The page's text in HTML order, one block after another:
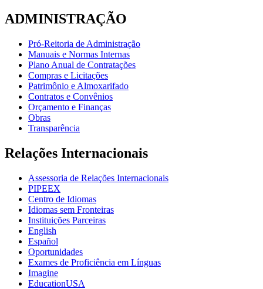
ADMINISTRAÇÃO
Pró-Reitoria de Administração
Manuais e Normas Internas
Plano Anual de Contratações
Compras e Licitações
Patrimônio e Almoxarifado
Contratos e Convênios
Orçamento e Finanças
Obras
Transparência
Relações Internacionais
Assessoria de Relações Internacionais
PIPEEX
Centro de Idiomas
Idiomas sem Fronteiras
Instituições Parceiras
English
Español
Oportunidades
Exames de Proficiência em Línguas
Imagine
EducationUSA